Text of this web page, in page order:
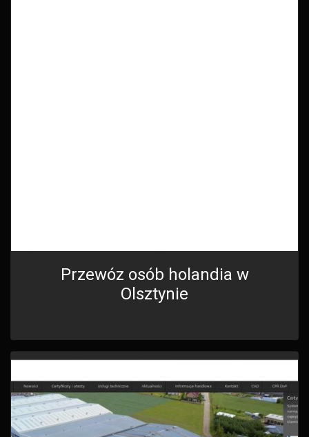
Przewóz osób holandia w
Olsztynie